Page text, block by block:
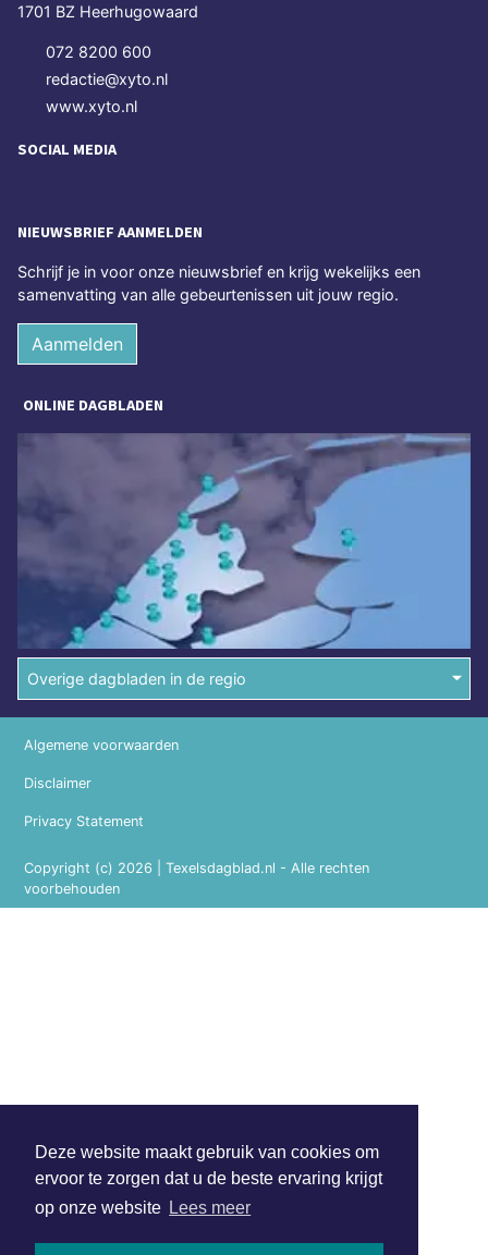
Deze website maakt gebruik van cookies om
ervoor te zorgen dat u de beste ervaring krijgt
op onze website Lees meer
1701 BZ Heerhugowaard
072 8200 600
redactie@xyto.nl
www.xyto.nl
SOCIAL MEDIA
NIEUWSBRIEF AANMELDEN
Schrijf je in voor onze nieuwsbrief en krijg wekelijks een
samenvatting van alle gebeurtenissen uit jouw regio.
Aanmelden
ONLINE DAGBLADEN
Overige dagbladen in de regio
Copyright (c) 2026 | Texelsdagblad.nl - Alle rechten
voorbehouden
Algemene voorwaarden
Disclaimer
Privacy Statement